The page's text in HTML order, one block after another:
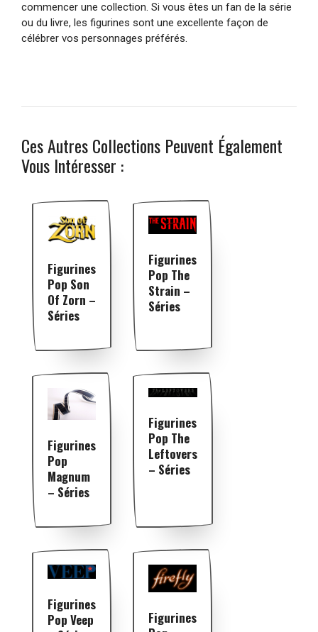
commencer une collection. Si vous êtes un fan de la série
ou du livre, les figurines sont une excellente façon de
célébrer vos personnages préférés.
Ces Autres Collections Peuvent Également
Vous Intéresser :
Figurines
Pop Son
Of Zorn –
Séries
Figurines
Pop The
Strain –
Séries
Figurines
Pop
Magnum
– Séries
Figurines
Pop The
Leftovers
– Séries
Figurines
Pop Veep
Figurines